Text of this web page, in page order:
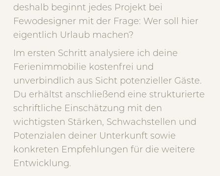
deshalb beginnt jedes Projekt bei
Fewodesigner mit der Frage: Wer soll hier
eigentlich Urlaub machen?
Im ersten Schritt analysiere ich deine
Ferienimmobilie kostenfrei und
unverbindlich aus Sicht potenzieller Gäste.
Du erhältst anschließend eine strukturierte
schriftliche Einschätzung mit den
wichtigsten Stärken, Schwachstellen und
Potenzialen deiner Unterkunft sowie
konkreten Empfehlungen für die weitere
Entwicklung.